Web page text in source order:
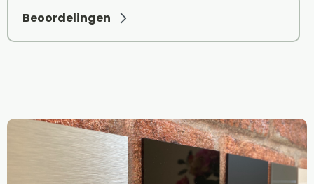
Beoordelingen